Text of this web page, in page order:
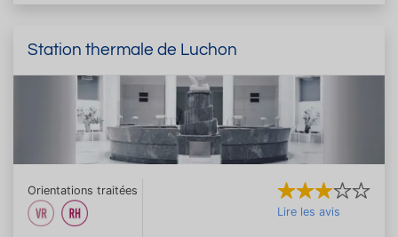
Station thermale de Luchon
Orientations traitées
Lire les avis